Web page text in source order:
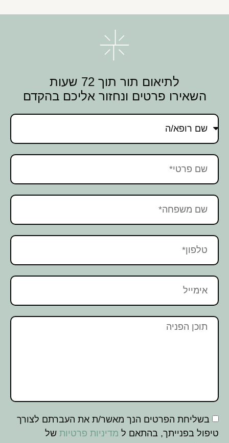
לתיאום תור תוך 72 שעות
השאירו פרטים ונחזור אליכם בהקדם
בשליחת הפרטים הנך מאשר/ת את העברתם לצורך
טיפול בפנייתך, בהתאם ל מדיניות פרטיות של